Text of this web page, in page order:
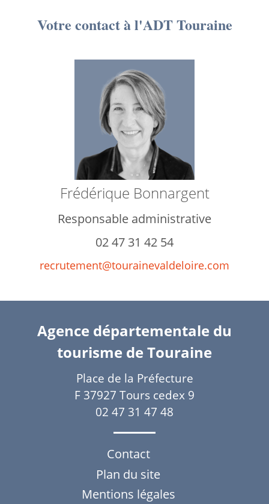
Votre contact à l'ADT Touraine
Frédérique Bonnargent
Responsable administrative
02 47 31 42 54
recrutement@tourainevaldeloire.com
Agence départementale du
tourisme de Touraine
Place de la Préfecture
F 37927 Tours cedex 9
02 47 31 47 48
Contact
Plan du site
Mentions légales